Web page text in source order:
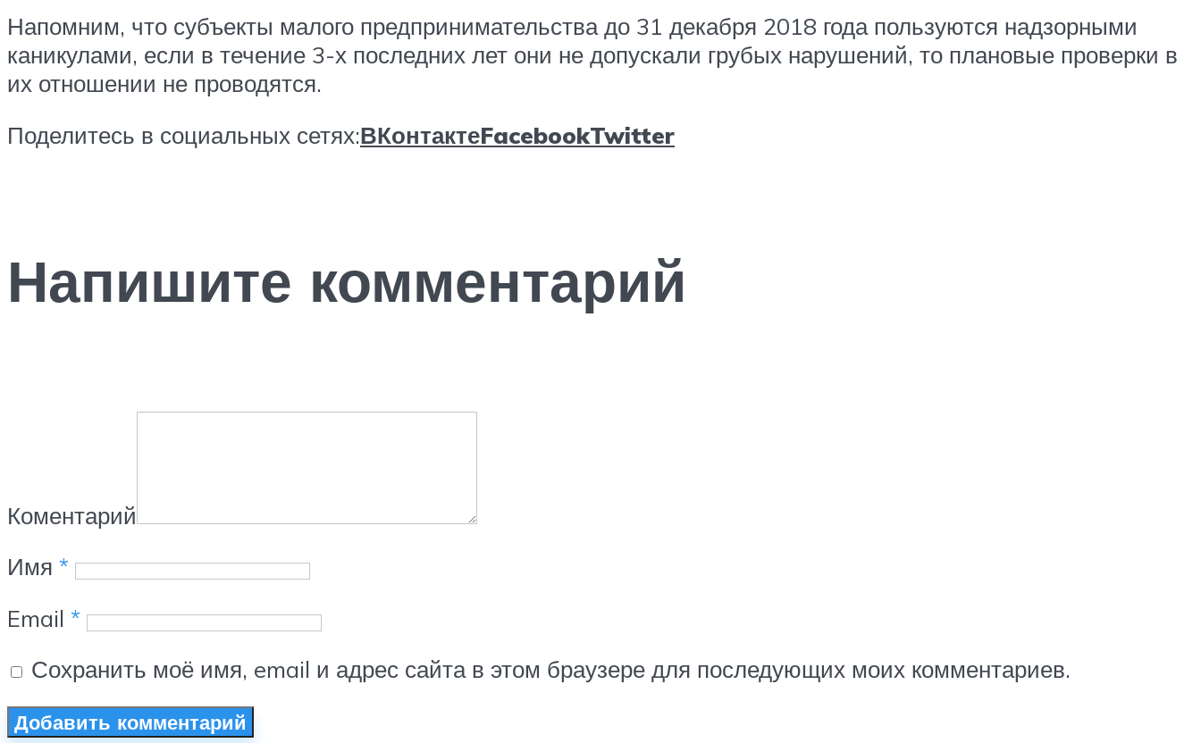
Напомним, что субъекты малого предпринимательства до 31 декабря 2018 года пользуются надзорными
каникулами, если в течение 3-х последних лет они не допускали грубых нарушений, то плановые проверки в
их отношении не проводятся.
Поделитесь в социальных сетях:ВКонтактеFacebookTwitter
Напишите комментарий
Коментарий
Имя *
Email *
Сохранить моё имя, email и адрес сайта в этом браузере для последующих моих комментариев.